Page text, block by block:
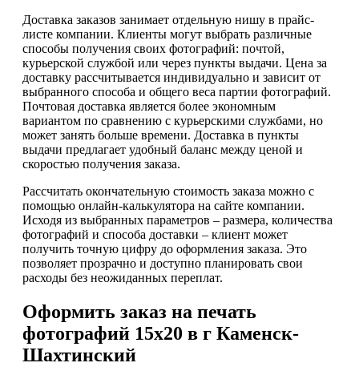
Доставка заказов занимает отдельную нишу в прайс-
листе компании. Клиенты могут выбрать различные
способы получения своих фотографий: почтой,
курьерской службой или через пункты выдачи. Цена за
доставку рассчитывается индивидуально и зависит от
выбранного способа и общего веса партии фотографий.
Почтовая доставка является более экономным
вариантом по сравнению с курьерскими службами, но
может занять больше времени. Доставка в пункты
выдачи предлагает удобный баланс между ценой и
скоростью получения заказа.
Рассчитать окончательную стоимость заказа можно с
помощью онлайн-калькулятора на сайте компании.
Исходя из выбранных параметров – размера, количества
фотографий и способа доставки – клиент может
получить точную цифру до оформления заказа. Это
позволяет прозрачно и доступно планировать свои
расходы без неожиданных переплат.
Оформить заказ на печать
фотографий 15х20 в г Каменск-
Шахтинский